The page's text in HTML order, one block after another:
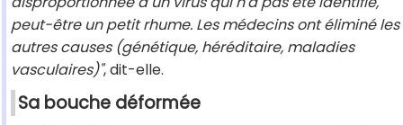
peut-être un petit rhume. Les médecins ont éliminé les
autres causes (génétique, héréditaire, maladies
vasculaires)", dit-elle.
Sa bouche déformée